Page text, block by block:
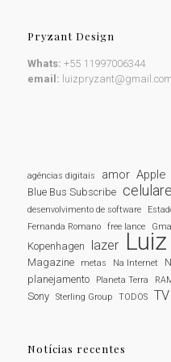
Pryzant Design
Whats: +55 11997006344
email: luizpryzant@gmail.com
agências digitais amor Apple
Blue Bus Subscribe
desenvolvimento de software
Fernanda Romano free lance
Kopenhagen lazer
Magazine metas Na Internet
planejamento Planeta Terra
Sony Sterling Group TODOS TV
Notícias recentes